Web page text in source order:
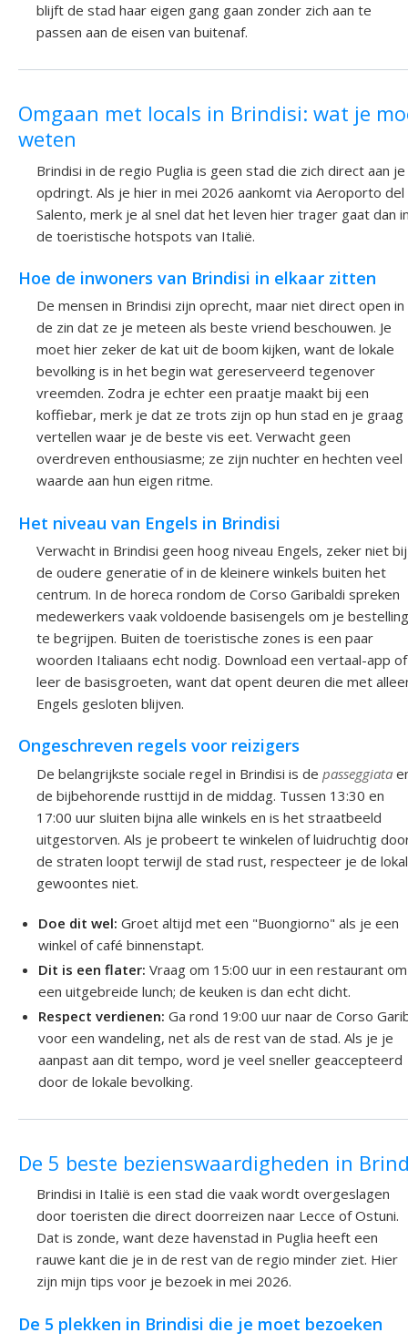
blijft de stad haar eigen gang gaan zonder zich aan te
passen aan de eisen van buitenaf.
Omgaan met locals in Brindisi: wat je
weten
Brindisi in de regio Puglia is geen stad die zich direct aan je
opdringt. Als je hier in mei 2026 aankomt via Aeroporto del
Salento, merk je al snel dat het leven hier trager gaat dan
de toeristische hotspots van Italië.
Hoe de inwoners van Brindisi in elkaar zitten
De mensen in Brindisi zijn oprecht, maar niet direct open in
de zin dat ze je meteen als beste vriend beschouwen. Je
moet hier zeker de kat uit de boom kijken, want de lokale
bevolking is in het begin wat gereserveerd tegenover
vreemden. Zodra je echter een praatje maakt bij een
koffiebar, merk je dat ze trots zijn op hun stad en je graag
vertellen waar je de beste vis eet. Verwacht geen
overdreven enthousiasme; ze zijn nuchter en hechten veel
waarde aan hun eigen ritme.
Het niveau van Engels in Brindisi
Verwacht in Brindisi geen hoog niveau Engels, zeker niet bij
de oudere generatie of in de kleinere winkels buiten het
centrum. In de horeca rondom de Corso Garibaldi spreken
medewerkers vaak voldoende basisengels om je bestelling
te begrijpen. Buiten de toeristische zones is een paar
woorden Italiaans echt nodig. Download een vertaal-app of
leer de basisgroeten, want dat opent deuren die met
Engels gesloten blijven.
Ongeschreven regels voor reizigers
De belangrijkste sociale regel in Brindisi is de passeggiata
de bijbehorende rusttijd in de middag. Tussen 13:30 en
17:00 uur sluiten bijna alle winkels en is het straatbeeld
uitgestorven. Als je probeert te winkelen of luidruchtig
de straten loopt terwijl de stad rust, respecteer je de
gewoontes niet.
Doe dit wel: Groet altijd met een "Buongiorno" als je een
winkel of café binnenstapt.
Dit is een flater: Vraag om 15:00 uur in een restaurant om
een uitgebreide lunch; de keuken is dan echt dicht.
Respect verdienen: Ga rond 19:00 uur naar de Corso
voor een wandeling, net als de rest van de stad. Als je je
aanpast aan dit tempo, word je veel sneller geaccepteerd
door de lokale bevolking.
De 5 beste bezienswaardigheden in
Brindisi in Italië is een stad die vaak wordt overgeslagen
door toeristen die direct doorreizen naar Lecce of Ostuni.
Dat is zonde, want deze havenstad in Puglia heeft een
rauwe kant die je in de rest van de regio minder ziet. Hier
zijn mijn tips voor je bezoek in mei 2026.
De 5 plekken in Brindisi die je moet bezoeken